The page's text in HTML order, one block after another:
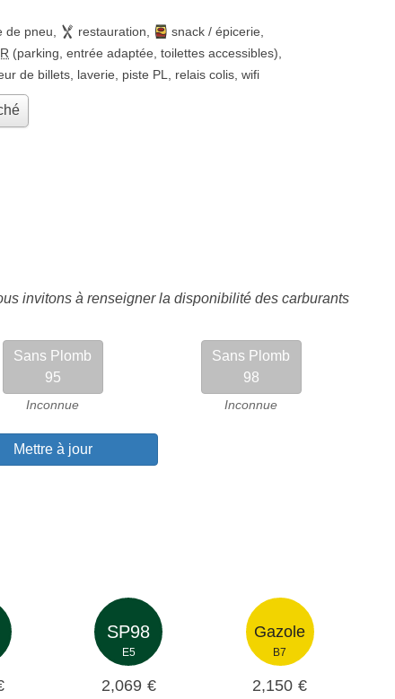
de pneu restauration snack / épicerie
(parking, entrée adaptée, toilettes accessibles)
de billets laverie piste PL relais colis wifi
invitons à renseigner la disponibilité des carburants
Sans Plomb
95
Inconnue
Sans Plomb
98
Inconnue
Mettre à jour
SP98
E5
2,069 €
Gazole
B7
2,150 €